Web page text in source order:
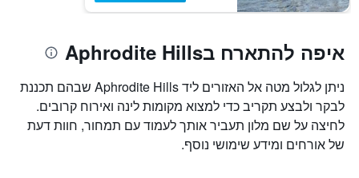
איפה להתארח בAphrodite Hills
ניתן לגלול מטה אל האזורים ליד Aphrodite Hills שבהם תכננת
לבקר ולבצע תקריב כדי למצוא מקומות לינה ואירוח קרובים.
לחיצה על שם מלון תעביר אותך לעמוד עם תמחור, חוות דעת
של אורחים ומידע שימושי נוסף.